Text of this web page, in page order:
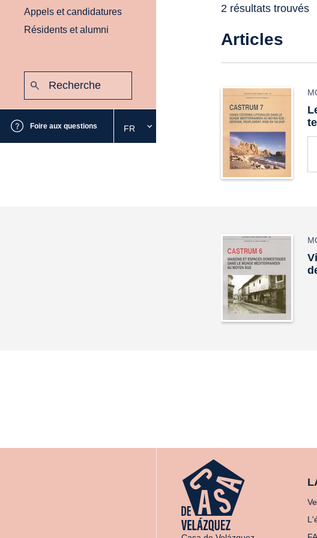
Appels et candidatures
Résidents et alumni
Foire aux questions
Sélectionnez
la
FR
2 résultats trouvés
Articles